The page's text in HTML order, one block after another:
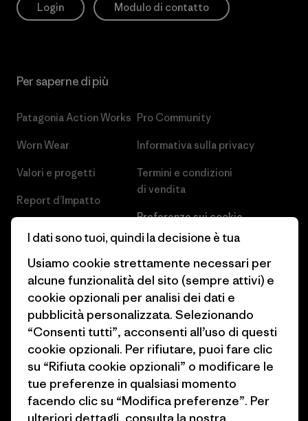
Login Modulo di contatto
Per saperne di più
Patagonia Action Works
Worn Wear
Valori e progetti
Report d’Impatto
Obiettivi climatici
1% For The Planet
Come finanziamo
Buoni regalo
Trova un negozio
Pro Community
Informativa sulla privacy
Termini e condizioni
di vendita
Preferenze sui cookie
Lavora con noi
Stampa e media
Industry program
Programma di affiliazione
Patagonia Italia Mappa del sito
I dati sono tuoi, quindi la decisione è tua
Usiamo cookie strettamente necessari per
alcune funzionalità del sito (sempre attivi) e
cookie opzionali per analisi dei dati e
pubblicità personalizzata. Selezionando
“Consenti tutti”, acconsenti all’uso di questi
cookie opzionali. Per rifiutare, puoi fare clic
su “Rifiuta cookie opzionali” o modificare le
tue preferenze in qualsiasi momento
facendo clic su “Modifica preferenze”. Per